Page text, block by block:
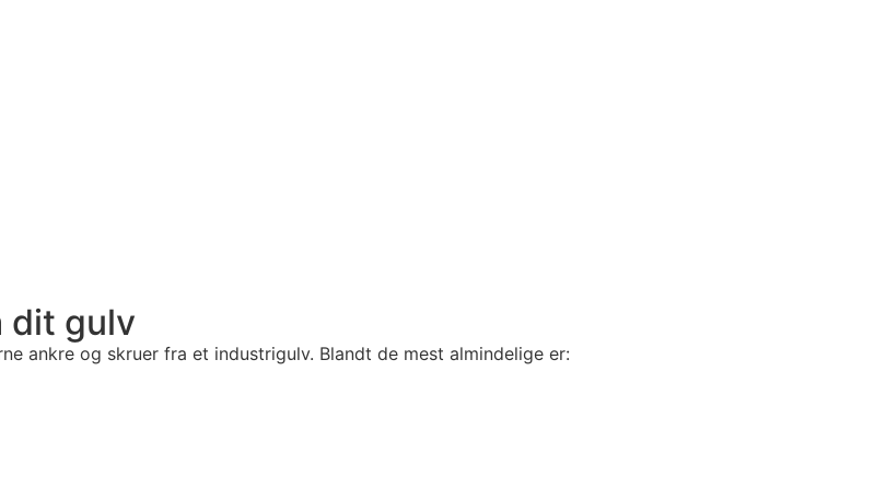
dit gulv
ankre og skruer fra et industrigulv. Blandt de mest almindelige er: